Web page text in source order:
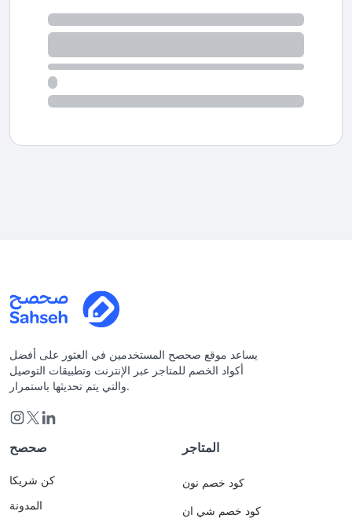
يساعد موقع صحصح المستخدمين في العثور على أفضل
أكواد الخصم للمتاجر عبر الإنترنت وتطبيقات التوصيل
والتي يتم تحديثها باستمرار.
صحصح
كن شريكا
المدونة
المتاجر
كود خصم نون
كود خصم شي ان